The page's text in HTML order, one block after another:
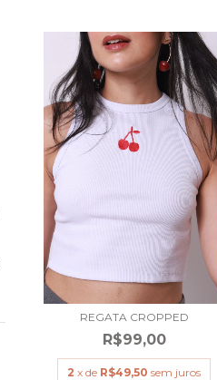
REGATA CROPPED
R$99,00
2 x de R$49,50 sem juros